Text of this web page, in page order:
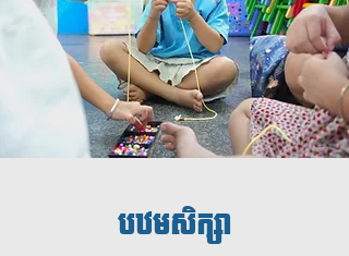
បឋមសិក្សា